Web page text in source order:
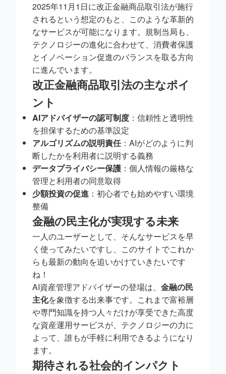
2025年11月1日に改正金融商品取引法が施行
されるという想定のもと、このような革新的
なサービスが可能になります。規制当局も、
テクノロジーの進化に合わせて、消費者保護
とイノベーション促進のバランスを取る方向
に進んでいます。
改正金融商品取引法の主なポイ
ント
AIアドバイザーの認可制度 ：信頼性と透明性
を担保するための基準設定
アルゴリズムの説明責任：AIがどのように判
断したかを利用者に説明する義務
データプライバシー保護 ：個人情報の厳格な
管理と利用者の同意取得
少額投資の促進 ：初心者でも始めやすい環境
整備
金融の民主化が実現する未来
一人のユーザーとして、そんなサービスを早
く使ってみたいですし、このサイトでこれか
らも最新の動向を追いかけていきたいです
ね！
AI資産管理アドバイザーの登場は、 金融の民
主化を象徴する出来事です。これまで富裕層
や専門知識を持つ人々だけが享受できた高度
な資産運用サービスが、テクノロジーの力に
よって、誰もが手軽に利用できるようになり
ます。
期待される社会的インパクト